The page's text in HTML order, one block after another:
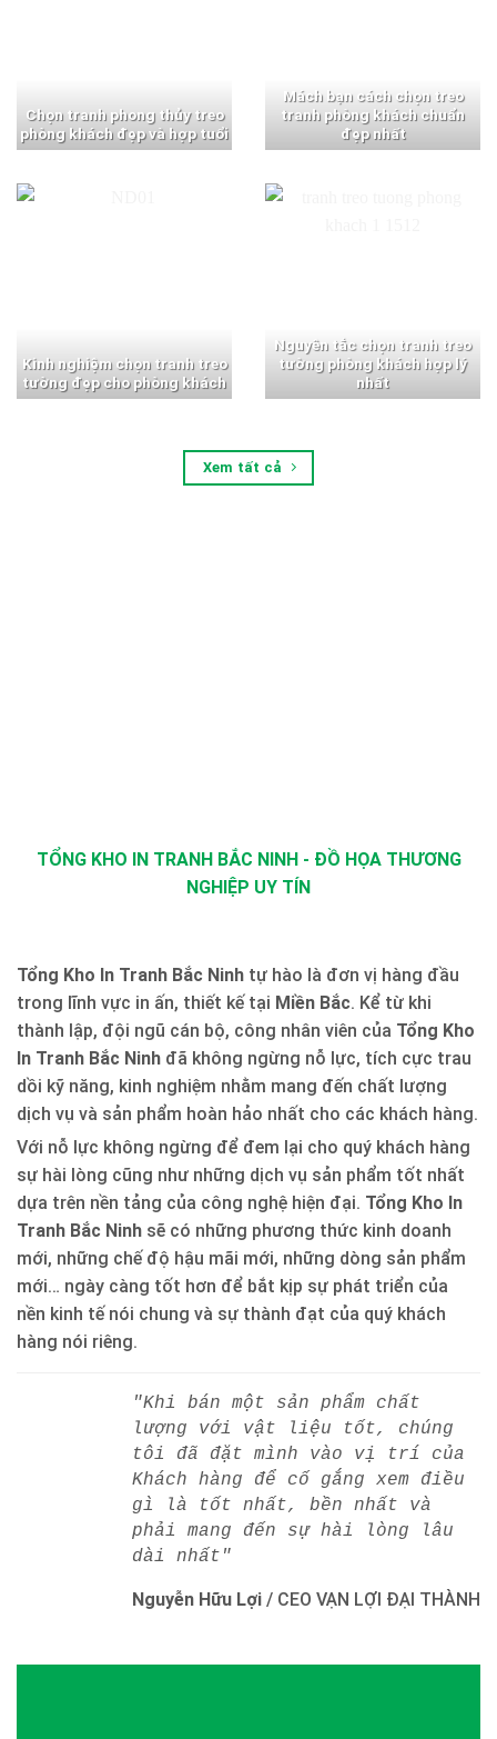
Chọn tranh phong thủy treo
phòng khách đẹp và hợp tuổi
Mách bạn cách chọn treo
tranh phòng khách chuẩn
đẹp nhất
Kinh nghiệm chọn tranh treo
tường đẹp cho phòng khách
Nguyên tắc chọn tranh treo
tường phòng khách hợp lý
nhất
Xem tất cả
TỔNG KHO IN TRANH BẮC NINH - ĐỒ HỌA THƯƠNG
NGHIỆP UY TÍN
Tổng Kho In Tranh Bắc Ninh tự hào là đơn vị hàng đầu
trong lĩnh vực in ấn, thiết kế tại Miền Bắc. Kể từ khi
thành lập, đội ngũ cán bộ, công nhân viên của Tổng Kho
In Tranh Bắc Ninh đã không ngừng nỗ lực, tích cực trau
dồi kỹ năng, kinh nghiệm nhằm mang đến chất lượng
dịch vụ và sản phẩm hoàn hảo nhất cho các khách hàng.
Với nỗ lực không ngừng để đem lại cho quý khách hàng
sự hài lòng cũng như những dịch vụ sản phẩm tốt nhất
dựa trên nền tảng của công nghệ hiện đại. Tổng Kho In
Tranh Bắc Ninh sẽ có những phương thức kinh doanh
mới, những chế độ hậu mãi mới, những dòng sản phẩm
mới… ngày càng tốt hơn để bắt kịp sự phát triển của
nền kinh tế nói chung và sự thành đạt của quý khách
hàng nói riêng.
"Khi bán một sản phẩm chất
lượng với vật liệu tốt, chúng
tôi đã đặt mình vào vị trí của
Khách hàng để cố gắng xem điều
gì là tốt nhất, bền nhất và
phải mang đến sự hài lòng lâu
dài nhất"
Nguyễn Hữu Lợi / CEO VẠN LỢI ĐẠI THÀNH